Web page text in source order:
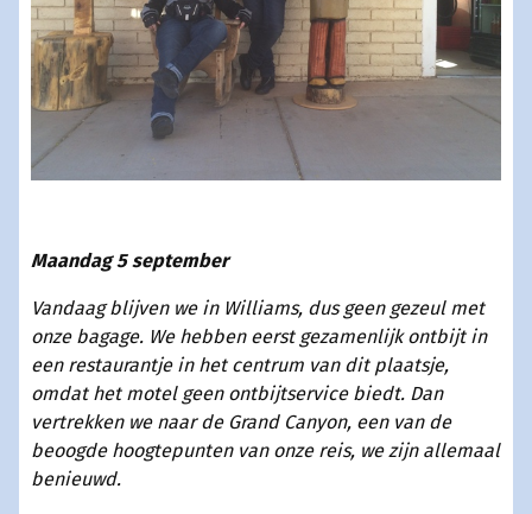
Maandag 5 september
Vandaag blijven we in Williams, dus geen gezeul met
onze bagage. We hebben eerst gezamenlijk ontbijt in
een restaurantje in het centrum van dit plaatsje,
omdat het motel geen ontbijtservice biedt. Dan
vertrekken we naar de Grand Canyon, een van de
beoogde hoogtepunten van onze reis, we zijn allemaal
benieuwd.